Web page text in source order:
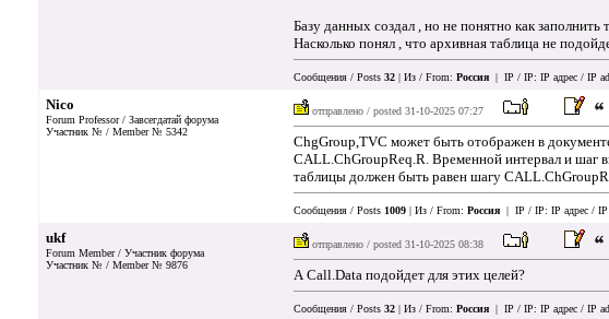
Базу данных создал , но не понятно как
Насколько понял , что архивная таблица не
Сообщения / Posts 32 | Из / From: Россия | IP / IP: IP адрес / IP
Nico
Forum Professor / Завсегдатай форума
Участник № / Member № 5342
отправлено / posted 31-10-2025 07:27
ChgGroup,TVC может быть отображен в
CALL.ChGroupReq.R. Временной интервал и шаг
таблицы должен быть равен шагу
Сообщения / Posts 1009 | Из / From: Россия | IP / IP: IP адрес / IP
ukf
Forum Member / Участник форума
Участник № / Member № 9876
отправлено / posted 31-10-2025 08:38
А Call.Data подойдет для этих целей?
Сообщения / Posts 32 | Из / From: Россия | IP / IP: IP адрес / IP